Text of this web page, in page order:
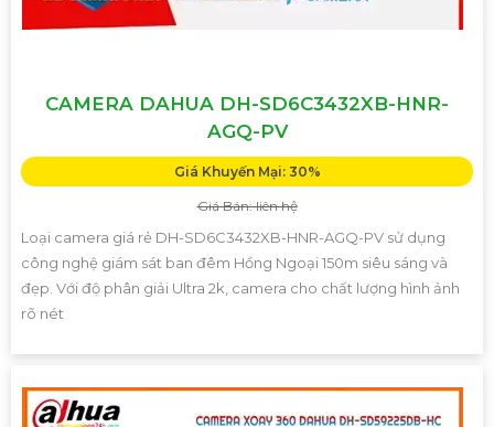
CAMERA DAHUA DH-SD6C3432XB-HNR-
AGQ-PV
Giá Khuyến Mại: 30%
Giá Bán: liên hệ
Loại camera giá rẻ DH-SD6C3432XB-HNR-AGQ-PV sử dụng
công nghệ giám sát ban đêm Hồng Ngoại 150m siêu sáng và
đẹp. Với độ phân giải Ultra 2k, camera cho chất lượng hình ảnh
rõ nét